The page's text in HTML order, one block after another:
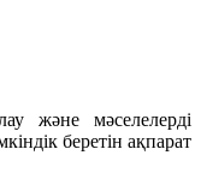
және мәселелерді
беретін ақпарат